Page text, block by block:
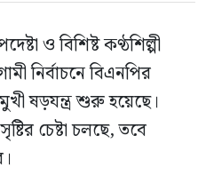
ও বিশিষ্ট কণ্ঠশিল্পী
নির্বাচনে বিএনপির
ষড়যন্ত্র শুরু হয়েছে।
চেষ্টা চলছে, তবে